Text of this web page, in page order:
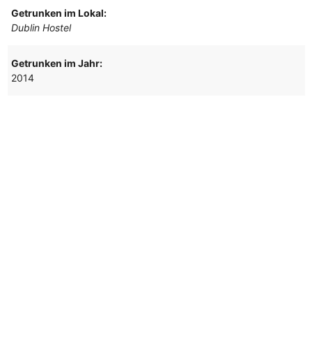
Getrunken im Lokal:
Dublin Hostel
Getrunken im Jahr:
2014